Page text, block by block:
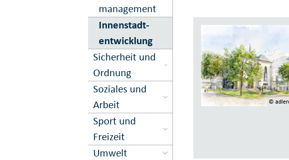
management
Innen­stadt­
entwick­lung
Sicher­heit und
Ord­nung
Soziales und
Arbeit
Sport und
Freizeit
Umwelt
©